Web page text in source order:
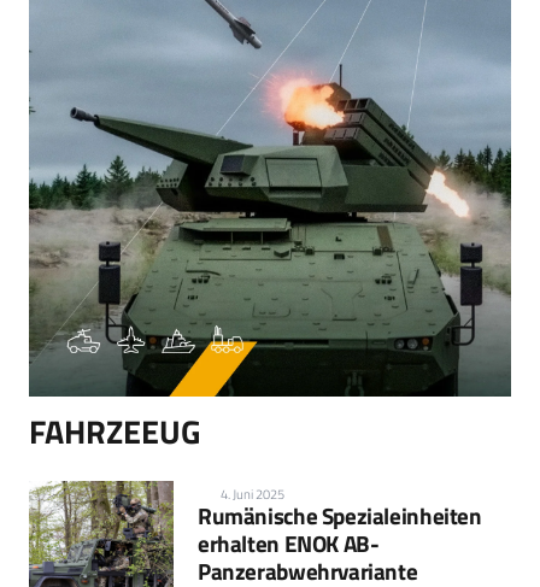
FAHRZEEUG
4. Juni 2025
Rumänische Spezialeinheiten
erhalten ENOK AB-
Panzerabwehrvariante